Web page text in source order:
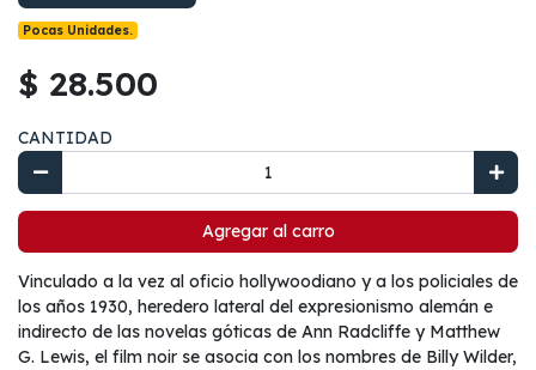
Pocas Unidades.
$ 28.500
CANTIDAD
Agregar al carro
Vinculado a la vez al oficio hollywoodiano y a los policiales de
los años 1930, heredero lateral del expresionismo alemán e
indirecto de las novelas góticas de Ann Radcliffe y Matthew
G. Lewis, el film noir se asocia con los nombres de Billy Wilder,